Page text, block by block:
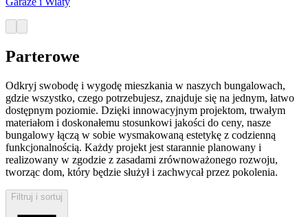
Parterowe
Odkryj swobodę i wygodę mieszkania w naszych bungalowach,
gdzie wszystko, czego potrzebujesz, znajduje się na jednym, łatwo
dostępnym poziomie. Dzięki innowacyjnym projektom, trwałym
materiałom i doskonałemu stosunkowi jakości do ceny, nasze
bungalowy łączą w sobie wysmakowaną estetykę z codzienną
funkcjonalnością. Każdy projekt jest starannie planowany i
realizowany w zgodzie z zasadami zrównoważonego rozwoju,
tworząc dom, który będzie służył i zachwycał przez pokolenia.
Filtruj i sortuj